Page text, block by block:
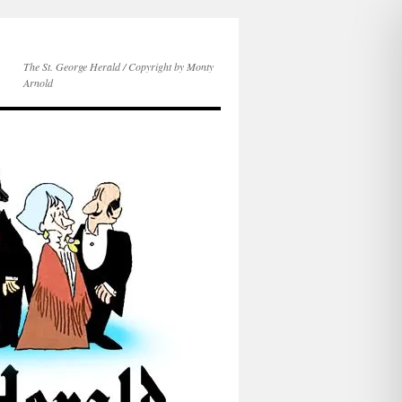
The St. George Herald / Copyright by Monty
Arnold